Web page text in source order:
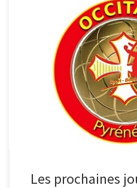
Bonjour à Tous Journée 4 : 19
par journée : 13 points ou 2
10h30-12h30 14h30-16H30 17h-
Ligue M3 aura lieu à Toulouse le
jouerez dans […]
Les prochaines